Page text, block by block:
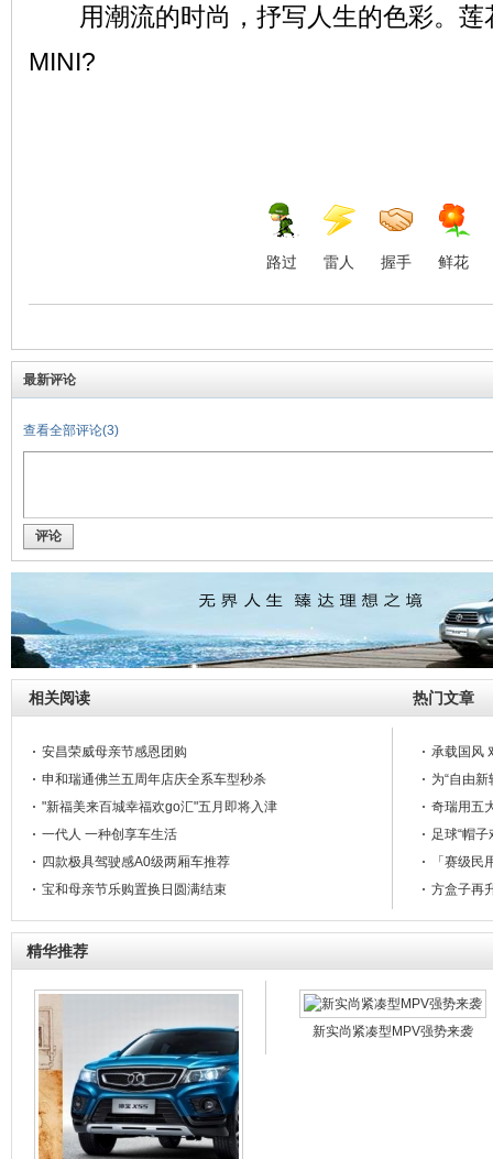
用潮流的时尚，抒写人生的色彩。莲
MINI?
路过 雷人 握手 鲜花
最新评论
查看全部评论(3)
评论
相关阅读 热门文章
安昌荣威母亲节感恩团购
申和瑞通佛兰五周年店庆全系车型秒杀
"新福美来百城幸福欢go汇"五月即将入津
一代人 一种创享车生活
四款极具驾驶感A0级两厢车推荐
宝和母亲节乐购置换日圆满结束
温馨5月感恩母亲长安团购季
福田雷萨奔驰底盘52米泵车技术详解
河北安达：新悦翔深度试驾会火热招募
2012款全新奥迪A6L震撼上市
后排为尊 体验上汽旗舰荣威950
2012奥迪驾控汇河北联拓站5月27日激情启动
“感受经典魅力，驾驭世界向前”
河北广德行 跃动5月天 购车秒杀日
承载国风
为“自由
奇瑞用五
足球“帽
「赛级
方盒子再
精华推荐
新实尚紧凑型MPV强势来袭